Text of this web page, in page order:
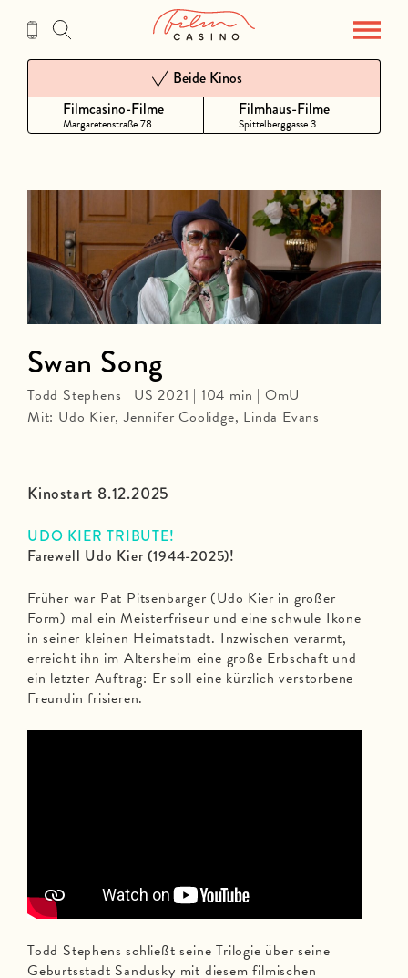
Inhalt
Filmcasino-Filme
Margaretenstraße 78
Beide Kinos
Filmhaus-Filme
Spittelberggasse 3
Kinostart 8.12.2025
UDO KIER TRIBUTE!
Farewell Udo Kier (1944-2025)!
Früher war Pat Pitsenbarger (Udo Kier in großer
Form) mal ein Meisterfriseur und eine schwule Ikone
in seiner kleinen Heimatstadt. Inzwischen verarmt,
erreicht ihn im Altersheim eine große Erbschaft und
ein letzter Auftrag: Er soll eine kürzlich verstorbene
Freundin frisieren.
Todd Stephens schließt seine Trilogie über seine
Geburtsstadt Sandusky mit diesem filmischen
Swan Song
Todd Stephens | US 2021 | 104 min | OmU
Mit: Udo Kier, Jennifer Coolidge, Linda Evans